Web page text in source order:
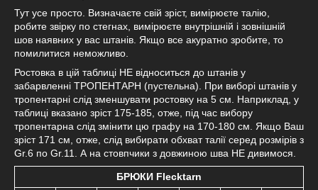
Тут усе просто. Визначаєте свій зріст, вимірюєте талію,
робите звірку по стегнах, вимірюєте внутрішній і зовнішній
шов наявних у вас штанів. Якщо все акуратно зробите, то
помилитися неможливо.
Ростовка в цій таблиці НЕ відноситься до штанів у
забарвленні ТРОПЕНТАРН (пустельна). При виборі штанів у
тропентарні слід зменшувати ростовку на 5 см. Наприклад, у
таблиці вказано зріст 175-185, отже, під час вибору
тропентарна слід змінити цю графу на 170-180 см. Якщо Ваш
зріст 171 см, отже, слід вибирати обхват талії серед розмірів з
Gr.6 по Gr.11. А на стовпчики з довжиною шва НЕ дивимося.
БРЮКИ Flecktarn